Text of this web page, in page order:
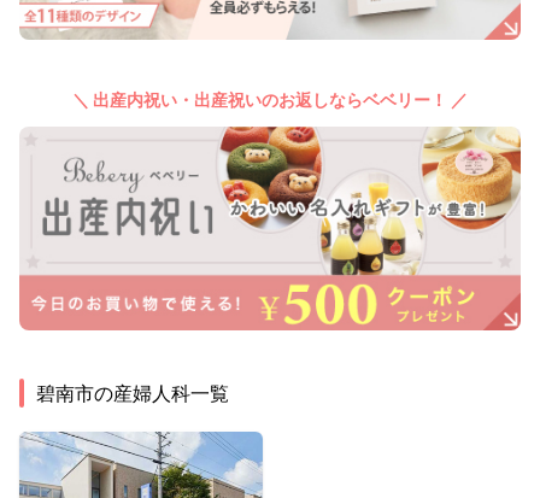
＼ 出産内祝い・出産祝いのお返しならベベリー！ ／
碧南市の産婦人科一覧